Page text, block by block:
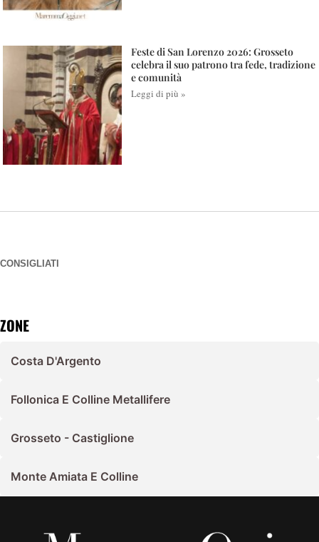
Feste di San Lorenzo 2026: Grosseto
celebra il suo patrono tra fede, tradizione
e comunità
Leggi di più »
CONSIGLIATI
ZONE
Costa D'Argento
Follonica E Colline Metallifere
Grosseto - Castiglione
Monte Amiata E Colline